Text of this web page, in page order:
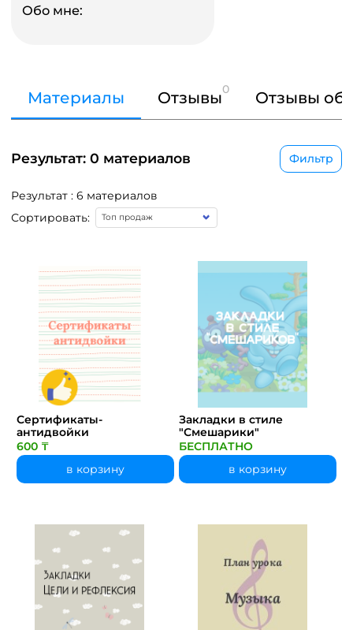
Обо мне:
Материалы Отзывы0 Отзывы об
Результат: 0 материалов Фильтр
Результат : 6 материалов
Сортировать:
Сертификаты-
антидвойки
600 ₸
в корзину
Закладки в стиле
"Смешарики"
БЕСПЛАТНО
в корзину